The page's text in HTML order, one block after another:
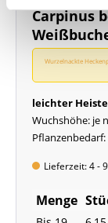
Carpinus
Wurzelnackte
leichter
Wuchshöhe: je
Lieferzeit: 4 -
Menge